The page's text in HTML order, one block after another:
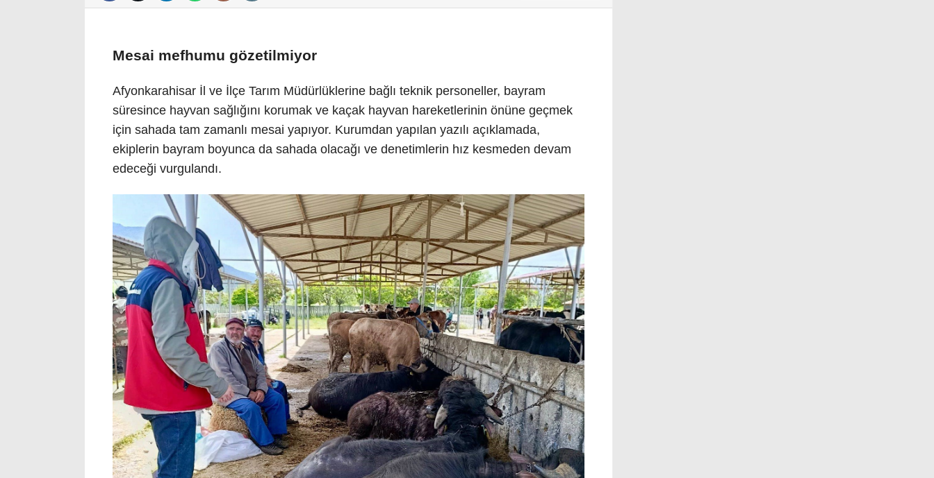
Mesai mefhumu gözetilmiyor
Afyonkarahisar İl ve İlçe Tarım Müdürlüklerine bağlı teknik personeller, bayram
süresince hayvan sağlığını korumak ve kaçak hayvan hareketlerinin önüne geçmek
için sahada tam zamanlı mesai yapıyor. Kurumdan yapılan yazılı açıklamada,
ekiplerin bayram boyunca da sahada olacağı ve denetimlerin hız kesmeden devam
edeceği vurgulandı.